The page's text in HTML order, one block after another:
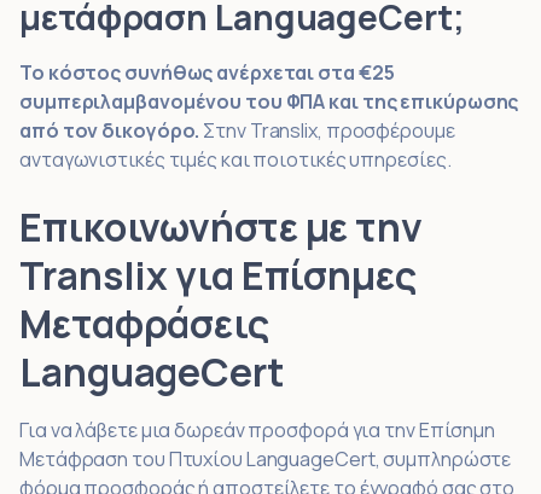
μετάφραση LanguageCert;
Το κόστος συνήθως ανέρχεται στα €25
συμπεριλαμβανομένου του ΦΠΑ και της επικύρωσης
από τον δικογόρο. Στην Translix, προσφέρουμε
ανταγωνιστικές τιμές και ποιοτικές υπηρεσίες.
Επικοινωνήστε με την
Translix για Επίσημες
Μεταφράσεις
LanguageCert
Για να λάβετε μια δωρεάν προσφορά για την Επίσημη
Μετάφραση του Πτυχίου LanguageCert, συμπληρώστε
φόρμα προσφοράς ή αποστείλετε το έγγραφό σας στο